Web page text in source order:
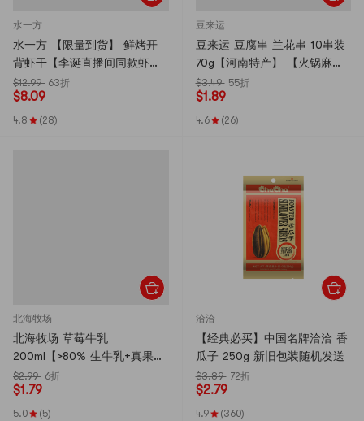
水一方
水一方 【限量到货】 鲜烤开
背虾干【李诞直播间同款虾
干】【减糖低脂高蛋白】【越
嚼越香】烤虾凤尾虾干海鲜零
食办公室必备 48g
$12.99 63折
$8.09
4.8 (28)
豆来运
豆来运 豆腐串 兰花串 10串装
70g【河南特产】 【火锅麻辣
烫必备食材 一秒吸汁】
$3.49 55折
$1.89
4.6 (26)
北海牧场
北海牧场 草莓牛乳
200ml【>80% 生牛乳+真果
汁】【5.0g高蛋白高钙】【营
养早餐牛奶】
$2.99 6折
$1.79
5.0 (5)
洽洽
【经典必买】中国名牌洽洽 香
瓜子 250g 新旧包装随机发送
$3.89 72折
$2.79
4.9 (360)